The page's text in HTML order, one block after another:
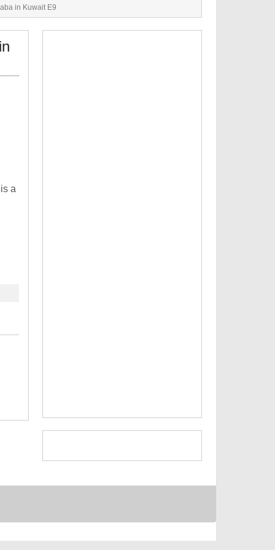
in Kuwait E9
a